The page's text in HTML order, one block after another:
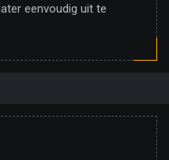
eenvoudig uit te